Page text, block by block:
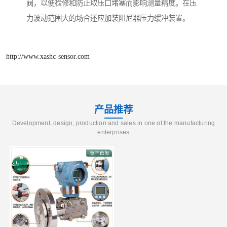
阀，以便检修和防止取压口堵塞而影响测量精度。在压
力波动范围大的场合还应加装阻尼器压力缓冲装置。
http://www.xashc-sensor.com
产品推荐
Development, design, production and sales in one of the manufacturing
enterprises